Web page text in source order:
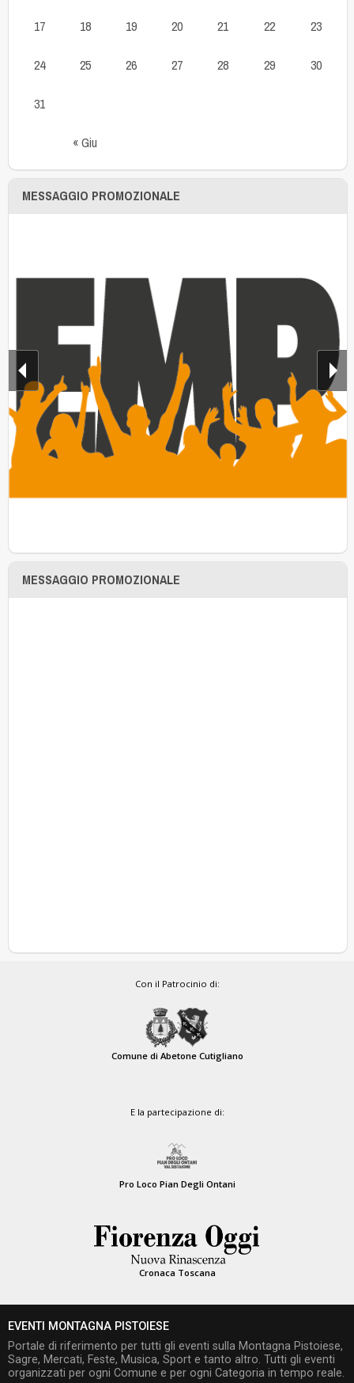
« Giu
17 18 19 20 21 22 23
24 25 26 27 28 29 30
31
MESSAGGIO PROMOZIONALE
MESSAGGIO PROMOZIONALE
Con il Patrocinio di:
Comune di Abetone Cutigliano
E la partecipazione di:
Pro Loco Pian Degli Ontani
Cronaca Toscana
EVENTI MONTAGNA PISTOIESE
Portale di riferimento per tutti gli eventi sulla Montagna Pistoiese,
Sagre, Mercati, Feste, Musica, Sport e tanto altro. Tutti gli eventi
organizzati per ogni Comune e per ogni Categoria in tempo reale.